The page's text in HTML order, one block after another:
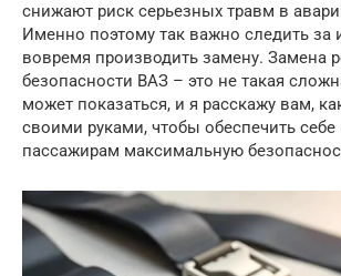
снижают риск серьезных травм в
Именно поэтому так важно следить за
вовремя производить замену. Замена
безопасности ВАЗ – это не такая
может показаться, и я расскажу вам,
своими руками, чтобы обеспечить
пассажирам максимальную